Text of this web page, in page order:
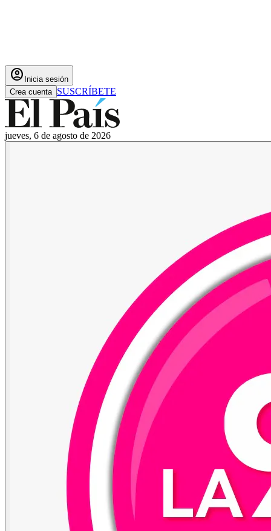
account_circle Inicia sesión
Crea cuenta SUSCRÍBETE
jueves, 6 de agosto de 2026